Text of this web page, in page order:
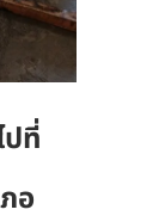
ที่
อ